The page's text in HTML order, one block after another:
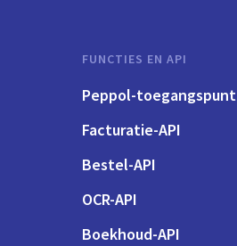
FUNCTIES EN API
Peppol-toegangspunt
Facturatie-API
Bestel-API
OCR-API
Boekhoud-API